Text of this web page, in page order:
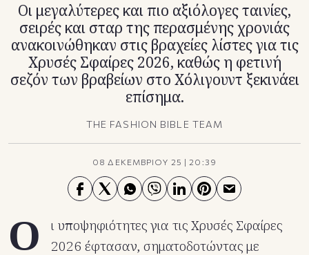
Οι μεγαλύτερες και πιο αξιόλογες ταινίες,
σειρές και σταρ της περασμένης χρονιάς
ανακοινώθηκαν στις βραχείες λίστες για τις
Χρυσές Σφαίρες 2026, καθώς η φετινή
σεζόν των βραβείων στο Χόλιγουντ ξεκινάει
επίσημα.
THE FASHION BIBLE TEAM
08 ΔΕΚΕΜΒΡΙΟΥ 25 | 20:39
Ο
ι υποψηφιότητες για τις Χρυσές Σφαίρες
2026 έφτασαν, σηματοδοτώντας με